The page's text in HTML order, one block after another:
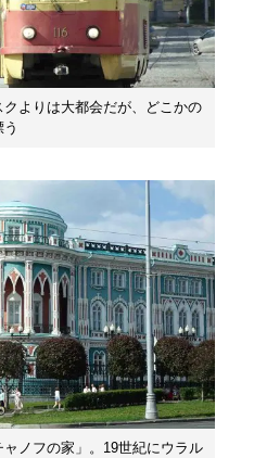
よりは大都会だが、どこかの
ノフの家」。19世紀にウラル